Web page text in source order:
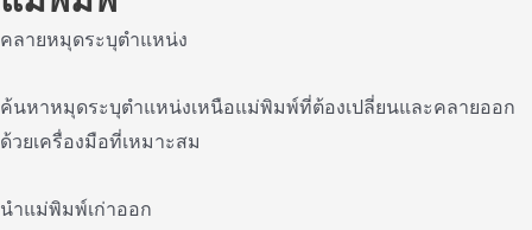
คลายหมุดระบุตําแหน่ง
ค้นหาหมุดระบุตําแหน่งเหนือแม่พิมพ์ที่ต้องเปลี่ยนและคลายออก
ด้วยเครื่องมือที่เหมาะสม
นําแม่พิมพ์เก่าออก